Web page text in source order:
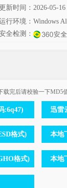
更新时间：2026-05-16
行环境：Windows
全检测：
载完后请校验一下MD5
:6q47) 迅雷
格式) 本地
格式) 本地